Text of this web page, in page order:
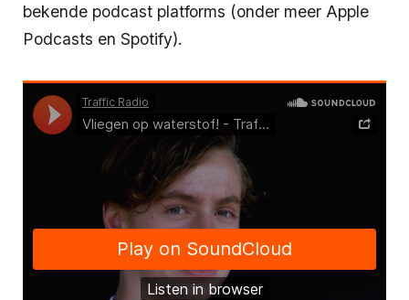
bekende podcast platforms (onder meer Apple
Podcasts en Spotify).